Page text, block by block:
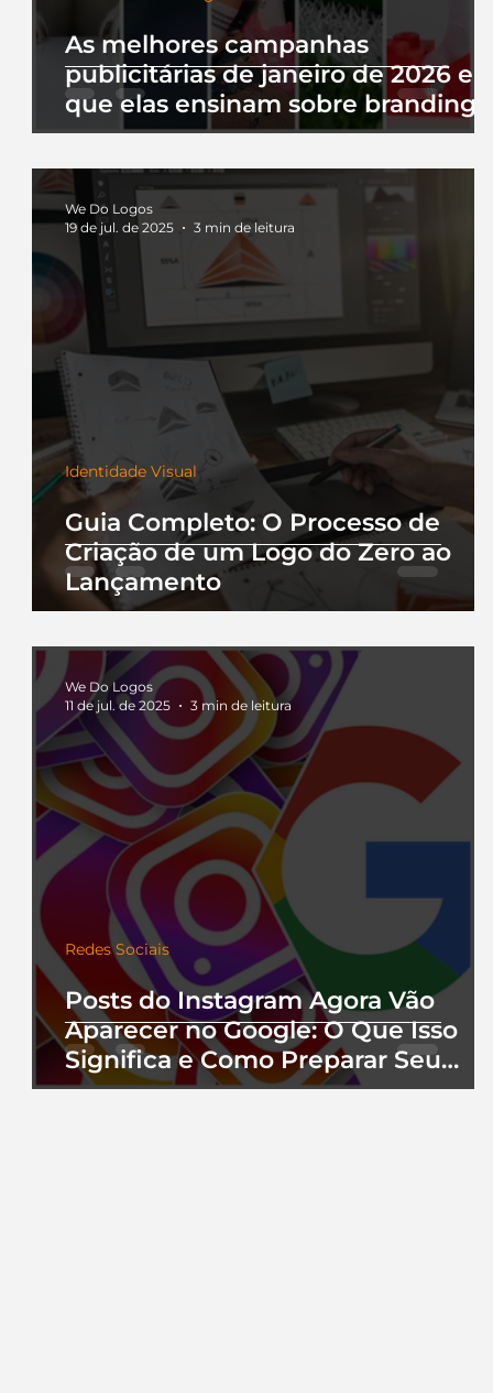
As melhores campanhas
publicitárias de janeiro de 2026 e
que elas ensinam sobre branding
Guia Completo: O Processo de
Criação de um Logo do Zero ao
Lançamento
Identidade Visual
We Do Logos
19 de jul. de 2025
3 min de leitura
Posts do Instagram Agora Vão
Aparecer no Google: O Que Isso
Significa e Como Preparar Seu
Perfil
Redes Sociais
We Do Logos
11 de jul. de 2025
3 min de leitura